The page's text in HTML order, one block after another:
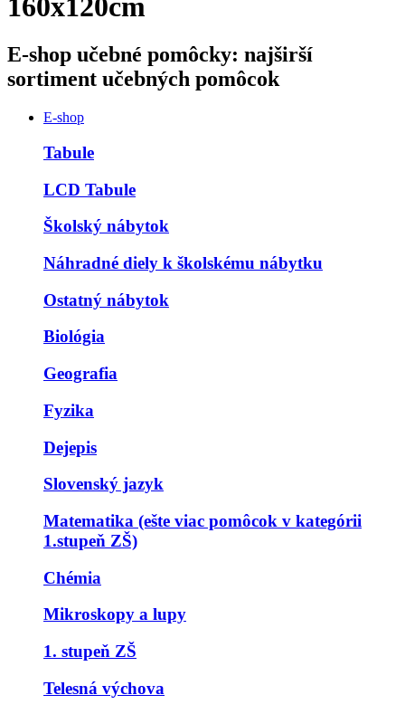
E-shop učebné pomôcky: najširší
sortiment učebných pomôcok
E-shop
Tabule
LCD Tabule
Školský nábytok
Náhradné diely k školskému nábytku
Ostatný nábytok
Biológia
Geografia
Fyzika
Dejepis
Slovenský jazyk
Matematika (ešte viac pomôcok v kategórii
1.stupeň ZŠ)
Chémia
Mikroskopy a lupy
1. stupeň ZŠ
Telesná výchova